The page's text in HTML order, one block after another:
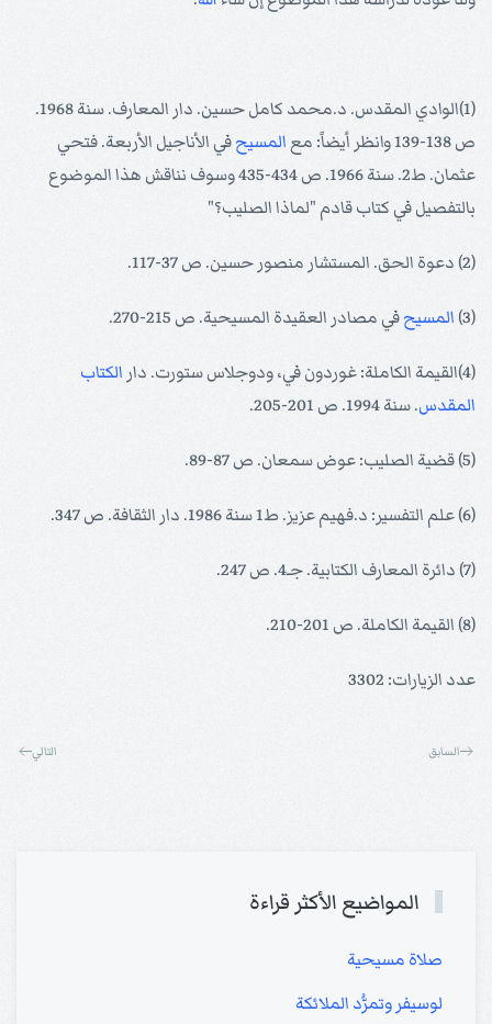
(1)الوادي المقدس. د.محمد كامل حسين. دار المعارف. سنة 1968.
ص 138-139 وانظر أيضاً: مع
المسيحفي الأناجيل الأربعة. فتحي
عثمان. ط2. سنة 1966. ص 434-435 وسوف نناقش هذا الموضوع
بالتفصيل في كتاب قادم "لماذا الصليب؟"
(2) دعوة الحق. المستشار منصور حسين. ص 37-117.
(3) المسيحفي مصادر العقيدة المسيحية. ص 215-270.
(4)القيمة الكاملة: غوردون في، ودوجلاس ستورت. دار
الكتاب
المقدس. سنة 1994. ص 201-205.
(5) قضية الصليب: عوض سمعان. ص 87-89.
(6) علم التفسير: د.فهيم عزيز. ط1 سنة 1986. دار الثقافة. ص 347.
(7) دائرة المعارف الكتابية. جـ4. ص 247.
(8) القيمة الكاملة. ص 201-210.
عدد الزيارات: 3302
السابق التالي
المواضيع الأكثر قراءة
صلاة مسيحية
لوسيفر وتمرُّد الملائكة